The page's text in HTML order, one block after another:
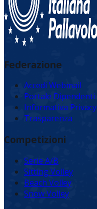
Federazione
Accedi Webmail
Portale Dipendenti
Informativa Privacy
Trasparenza
Competizioni
Serie A/B
Sitting Volley
Beach Volley
Snow Volley